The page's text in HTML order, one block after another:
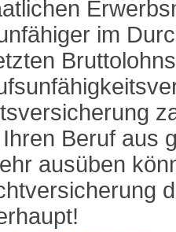
im
Beruf aus
ausüben